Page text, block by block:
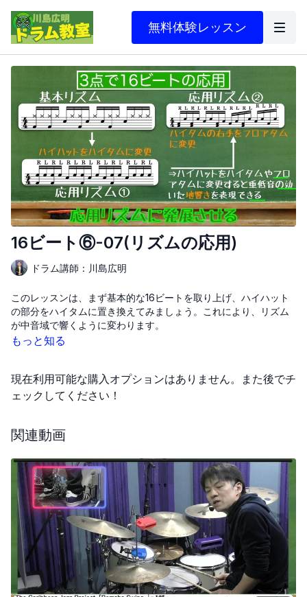
無料体験レッスン
16ビート⑥-07(リズムの応用)
ドラム講師：川島広明
このレッスンは、まず基本的な16ビートを取り上げ、ハイハット
の部分をハイタムに置き換えてみましょう。これにより、リズム
が中音域で響くように変わります。
生まれます。
くても、基本のリズムがどのように応用されているかを理解する
基本的なフレーズから応用的なフレーズへと発展させるこの練習
を通じて、リズムの幅が広がりますので、一緒に挑戦してみまし
ょう。
もっと知る
現在利用可能な購入オプションはありません。また後でチ
ェックしてください！
関連動画